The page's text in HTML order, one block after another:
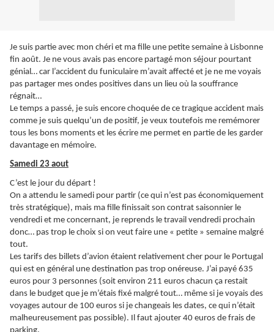
Je suis partie avec mon chéri et ma fille une petite semaine à Lisbonne
fin août. Je ne vous avais pas encore partagé mon séjour pourtant
génial… car l’accident du funiculaire m’avait affecté et je ne me voyais
pas partager mes ondes positives dans un lieu où la souffrance
régnait…
Le temps a passé, je suis encore choquée de ce tragique accident mais
comme je suis quelqu’un de positif, je veux toutefois me remémorer
tous les bons moments et les écrire me permet en partie de les garder
davantage en mémoire.
Samedi 23 aout
C’est le jour du départ !
On a attendu le samedi pour partir (ce qui n’est pas économiquement
très stratégique), mais ma fille finissait son contrat saisonnier le
vendredi et me concernant, je reprends le travail vendredi prochain
donc… pas trop le choix si on veut faire une « petite » semaine malgré
tout.
Les tarifs des billets d’avion étaient relativement cher pour le Portugal
qui est en général une destination pas trop onéreuse. J’ai payé 635
euros pour 3 personnes (soit environ 211 euros chacun ça restait
dans le budget que je m’étais fixé malgré tout… même si je voyais des
voyages autour de 100 euros si je changeais les dates, ce qui n’était
malheureusement pas possible). Il faut ajouter 40 euros de frais de